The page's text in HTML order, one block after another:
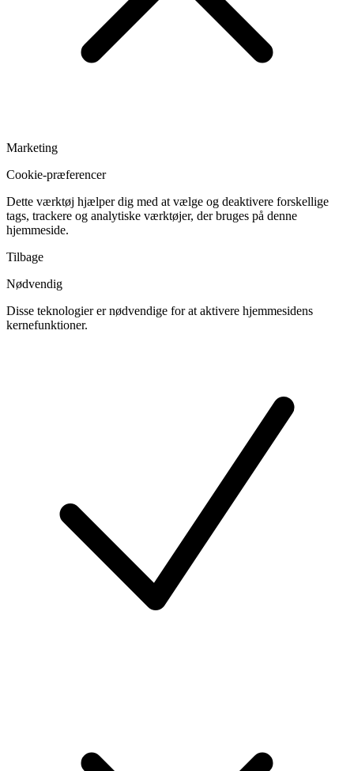
Marketing
Cookie-præferencer
Dette værktøj hjælper dig med at vælge og deaktivere forskellige
tags, trackere og analytiske værktøjer, der bruges på denne
hjemmeside.
Tilbage
Nødvendig
Disse teknologier er nødvendige for at aktivere hjemmesidens
kernefunktioner.